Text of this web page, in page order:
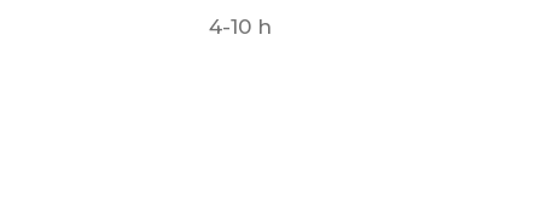
4-10 h